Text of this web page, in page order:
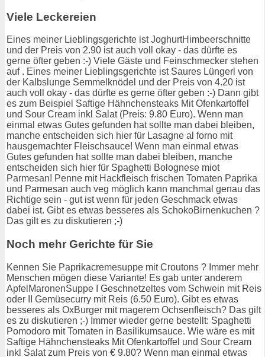
Viele Leckereien
Eines meiner Lieblingsgerichte ist JoghurtHimbeerschnitte
und der Preis von 2.90 ist auch voll okay - das dürfte es
gerne öfter geben :-) Viele Gäste und Feinschmecker stehen
auf . Eines meiner Lieblingsgerichte ist Saures Lüngerl von
der Kalbslunge Semmelknödel und der Preis von 4.20 ist
auch voll okay - das dürfte es gerne öfter geben :-) Dann gibt
es zum Beispiel Saftige Hähnchensteaks Mit Ofenkartoffel
und Sour Cream inkl Salat (Preis: 9.80 Euro). Wenn man
einmal etwas Gutes gefunden hat sollte man dabei bleiben,
manche entscheiden sich hier für Lasagne al forno mit
hausgemachter Fleischsauce! Wenn man einmal etwas
Gutes gefunden hat sollte man dabei bleiben, manche
entscheiden sich hier für Spaghetti Bolognese miot
Parmesan! Penne mit Hackfleisch frischen Tomaten Paprika
und Parmesan auch veg möglich kann manchmal genau das
Richtige sein - gut ist wenn für jeden Geschmack etwas
dabei ist. Gibt es etwas besseres als SchokoBirnenkuchen ?
Das gilt es zu diskutieren ;-)
Noch mehr Gerichte für Sie
Kennen Sie Paprikacremesuppe mit Croutons ? Immer mehr
Menschen mögen diese Variante! Es gab unter anderem
ApfelMaronenSuppe I Geschnetzeltes vom Schwein mit Reis
oder II Gemüsecurry mit Reis (6.50 Euro). Gibt es etwas
besseres als OxBurger mit magerem Ochsenfleisch? Das gilt
es zu diskutieren ;-) Immer wieder gerne bestellt: Spaghetti
Pomodoro mit Tomaten in Basilikumsauce. Wie wäre es mit
Saftige Hähnchensteaks Mit Ofenkartoffel und Sour Cream
inkl Salat zum Preis von € 9.80? Wenn man einmal etwas